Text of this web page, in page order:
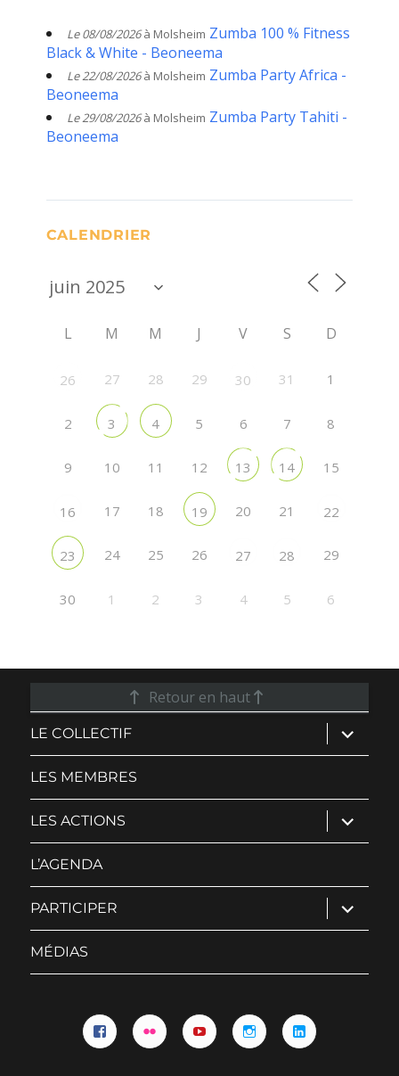
Le 08/08/2026à Molsheim Zumba 100 % Fitness
Black & White - Beoneema
Le 22/08/2026à Molsheim Zumba Party Africa -
Beoneema
Le 29/08/2026à Molsheim Zumba Party Tahiti -
Beoneema
CALENDRIER
L M M J V S D
26 27 28 29 30 31 1
2 3 4 5 6 7 8
9 10 11 12 13 14 15
16 17 18 19 20 21 22
23 24 25 26 27 28 29
30 1 2 3 4 5 6
Retour en haut
LE COLLECTIF ouvrir
le
sous-
LES MEMBRES
LES ACTIONS ouvrir
le
sous-
L’AGENDA
PARTICIPER ouvrir
le
sous-
MÉDIAS